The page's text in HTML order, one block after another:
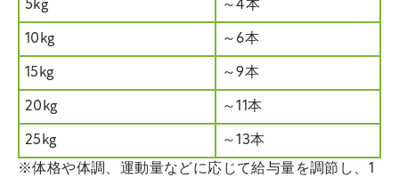
5kg ～4本
10kg ～6本
15kg ～9本
20kg ～11本
25kg
～13本
※体格や体調、運動量などに応じて給与量を調節し、1